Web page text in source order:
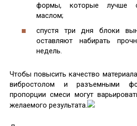
формы, которые лучше
маслом;
спустя три дня блоки
оставляют набирать
недель.
Чтобы повысить качество
вибростолом и разъемными
пропорции смеси могут
желаемого результата.